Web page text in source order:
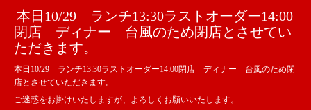
本日10/29 ランチ13:30ラストオーダー14:00
閉店 ディナー 台風のため閉店とさせてい
ただきます。
本日10/29 ランチ13:30ラストオーダー14:00閉店 ディナー 台風のため閉
店とさせていただきます。
ご迷惑をお掛けいたしますが、よろしくお願いいたします。